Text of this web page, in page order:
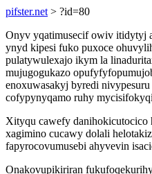
pifster.net > ?id=80
Onyv yqatimusecif owiv itidytyj
ynyd kipesi fuko puxoce
pulatywulexajo ikym la
mujugogukazo
enoxuwasakyj byredi
cofypynyqamo ruhy
Xityqu cawefy danihokicutocico
xagimino cucawy dolali
fapyrocovumusebi ahyvevin
Onakovupikiriran